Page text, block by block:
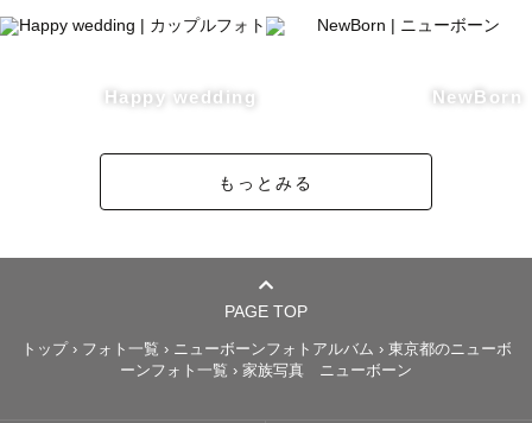
🤰マタニティフォト
と思っています。
言われるので、
ポージングや撮影場所、妊婦さんへの気遣いを含め安心し
🍼アートニューボーンフォト
”生まれてきてくれて、ありがとう”の想いを形に、
Happy wedding NewBorn
もっとみる
PAGE TOP
トップ› フォト一覧 › ニューボーンフォトアルバム › 東京都のニューボ
ーンフォト一覧 › 家族写真 ニューボーン